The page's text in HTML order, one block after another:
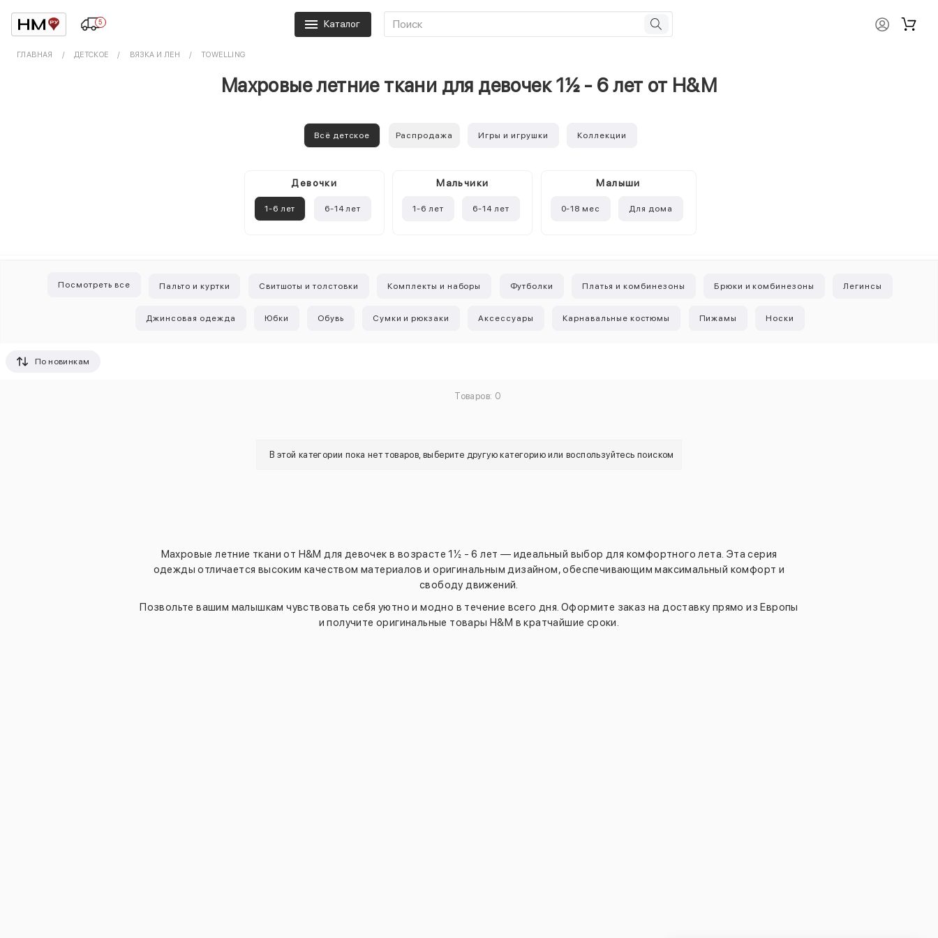
5 Каталог
ГЛАВНАЯ ДЕТСКОЕ ВЯЗКА И ЛЕН TOWELLING
Махровые летние ткани для девочек 1½ - 6 лет от H&M
Всё детское Распродажа Игры и игрушки Коллекции
Девочки
1-6 лет 6-14 лет
Mальчики
1-6 лет 6-14 лет
Малыши
0-18 мес Для дома
Посмотреть все Пальто и куртки Свитшоты и толстовки Комплекты и наборы Футболки Платья и комбинезоны Брюки и комбинезоны Легинсы
Джинсовая одежда Юбки Обувь Сумки и рюкзаки Аксессуары Карнавальные костюмы Пижамы Носки
По новинкам
Товаров: 0
В этой категории пока нет товаров, выберите другую категорию или воспользуйтесь поиском
Махровые летние ткани от H&M для девочек в возрасте 1½ - 6 лет — идеальный выбор для комфортного лета. Эта серия
одежды отличается высоким качеством материалов и оригинальным дизайном, обеспечивающим максимальный комфорт и
свободу движений.
Позвольте вашим малышкам чувствовать себя уютно и модно в течение всего дня. Оформите заказ на доставку прямо из Европы
и получите оригинальные товары H&M в кратчайшие сроки.